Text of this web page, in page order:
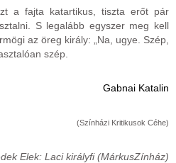
a fajta katartikus, tiszta erőt pár
S legalább egyszer meg kell
az öreg király: „Na, ugye. Szép,
szép.
Gabnai Katalin
(Színházi Kritikusok Céhe)
Elek: Laci királyfi (MárkusZínház)